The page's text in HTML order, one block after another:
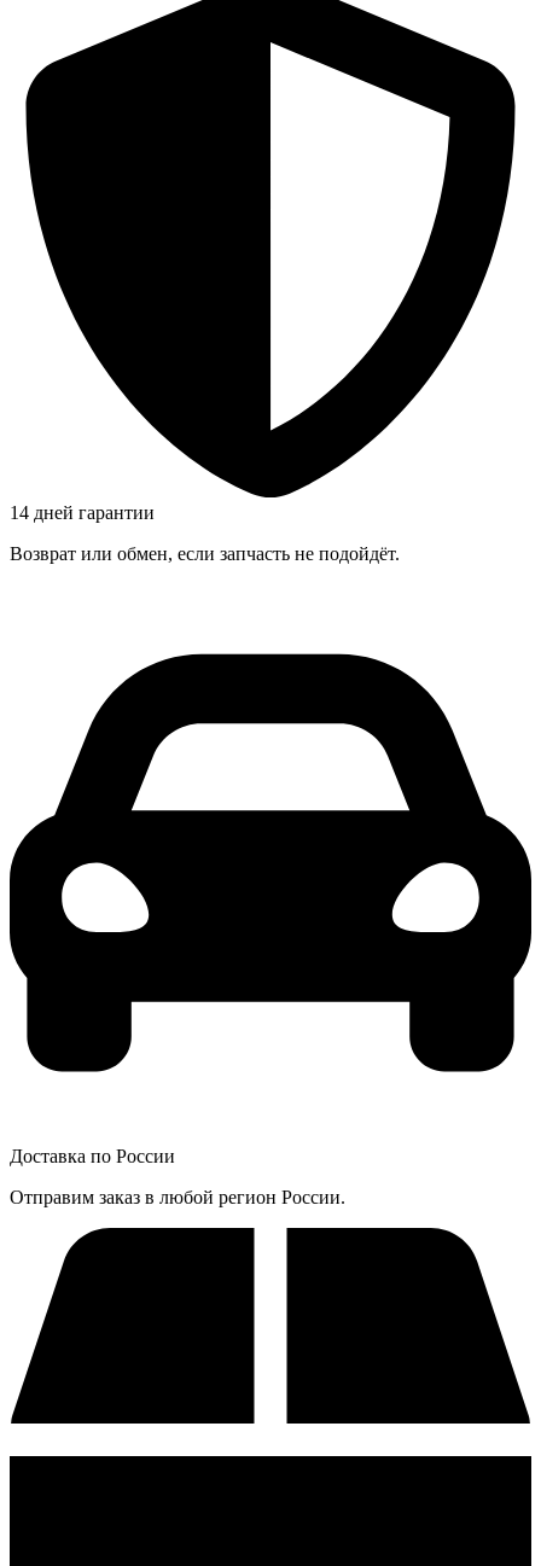
14 дней гарантии
Возврат или обмен, если запчасть не подойдёт.
Доставка по России
Отправим заказ в любой регион России.